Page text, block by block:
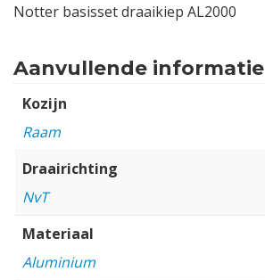
Notter basisset draaikiep AL2000
Aanvullende informatie
Kozijn
Raam
Draairichting
NvT
Materiaal
Aluminium